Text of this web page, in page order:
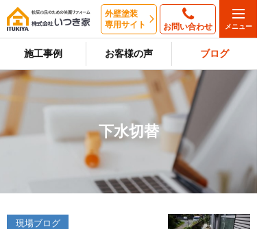
外壁塗装
専用サイト
お問い合わせ
施工事例 お客様の声 ブログ
下水切替
現場ブログ